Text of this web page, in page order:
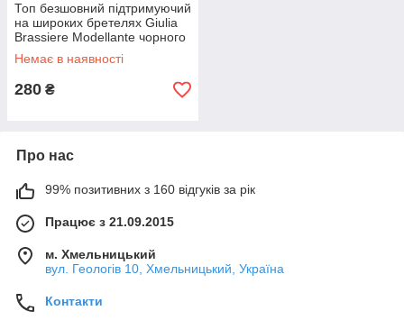
Топ безшовний підтримуючий
на широких бретелях Giulia
Brassiere Modellante чорного
та бежевого кольору розміри
S/M L/XL
Немає в наявності
280 ₴
Про нас
99% позитивних з 160 відгуків за рік
Працює з 21.09.2015
м. Хмельницький
вул. Геологів 10, Хмельницький, Україна
Контакти